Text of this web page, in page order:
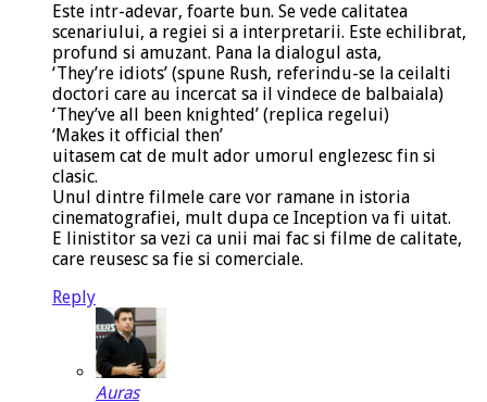
Este intr-adevar, foarte bun. Se vede calitatea
scenariului, a regiei si a interpretarii. Este echilibrat,
profund si amuzant. Pana la dialogul asta,
‘They’re idiots’ (spune Rush, referindu-se la ceilalti
doctori care au incercat sa il vindece de balbaiala)
‘They’ve all been knighted’ (replica regelui)
‘Makes it official then’
uitasem cat de mult ador umorul englezesc fin si
clasic.
Unul dintre filmele care vor ramane in istoria
cinematografiei, mult dupa ce Inception va fi uitat.
E linistitor sa vezi ca unii mai fac si filme de calitate,
care reusesc sa fie si comerciale.
Reply
Auras